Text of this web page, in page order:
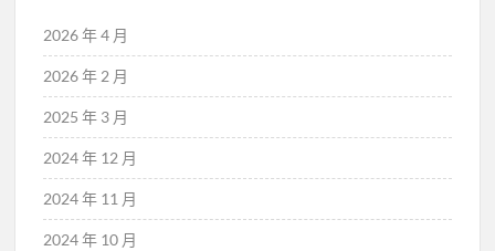
2026 年 4 月
2026 年 2 月
2025 年 3 月
2024 年 12 月
2024 年 11 月
2024 年 10 月